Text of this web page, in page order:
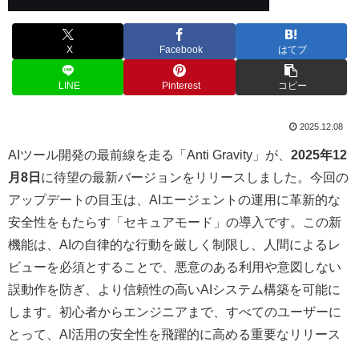
X Facebook はてブ
LINE Pinterest コピー
2025.12.08
AIツール開発の最前線を走る「Anti Gravity」が、 2025年12
月8日 に待望の最新バージョンをリリースしました。今回の
アップデートの目玉は、AIエージェントの運用に革新的な
安全性をもたらす「セキュアモード」の導入です。この新
機能は、AIの自律的な行動を厳しく制限し、人間によるレ
ビューを必須とすることで、悪意のある利用や意図しない
誤動作を防ぎ、より信頼性の高いAIシステム構築を可能に
します。初心者からエンジニアまで、すべてのユーザーに
とって、AI活用の安全性を飛躍的に高める重要なリリース